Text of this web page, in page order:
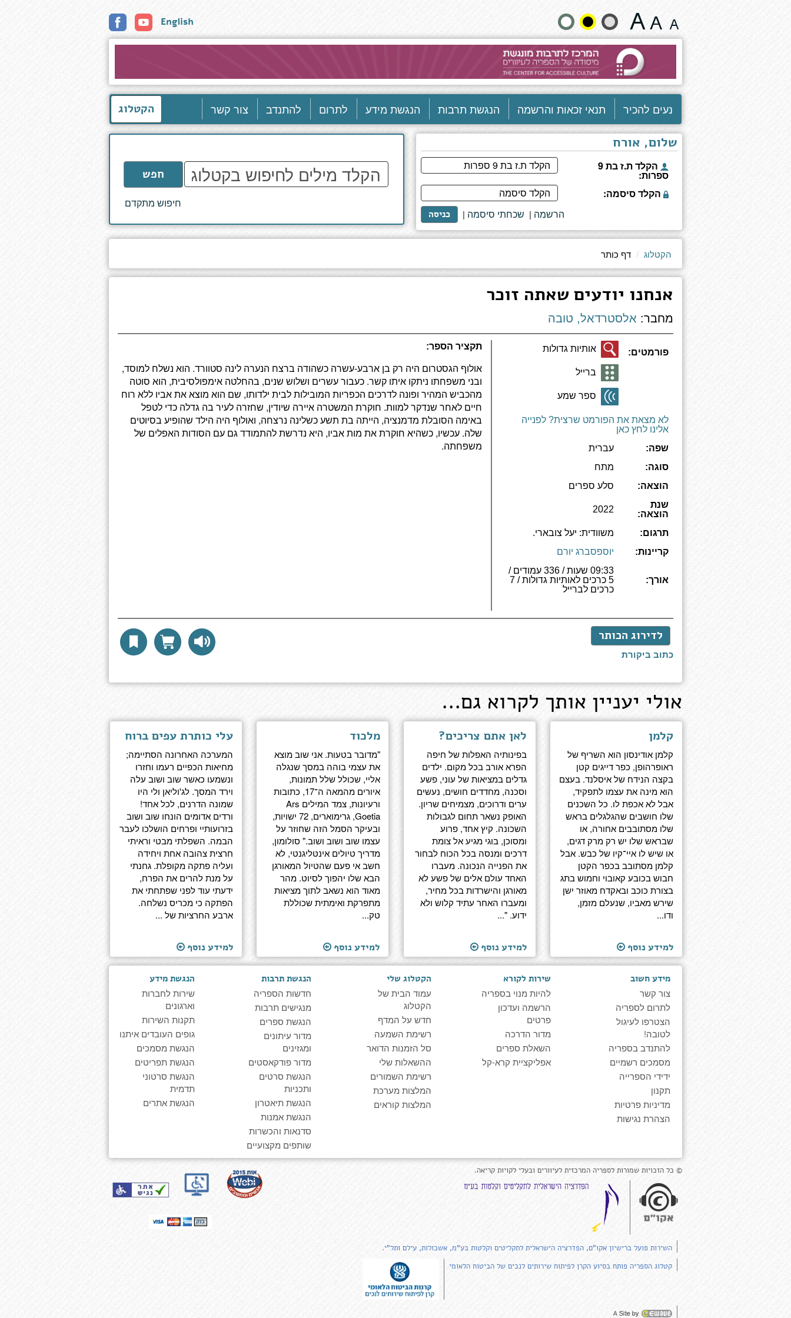
יודעים
שאתה
זוכר
שנה
גודל
וצבעים:
English
נעים להכיר תנאי זכאות והרשמה הנגשת תרבות הנגשת מידע לתרום להתנדב צור קשר הקטלוג
שלום, אורח
הקלד ת.ז בת 9
ספרות:
הקלד סיסמה:
כניסה | שכחתי סיסמה | הרשמה
הקלד
מילים
לחיפוש
חפש
חיפוש מתקדם
הקטלוג דף כותר
אנחנו יודעים שאתה זוכר
מחבר: אלסטרדאל, טובה
פורמטים: אותיות גדולות
ברייל
ספר שמע
לא מצאת את הפורמט שרצית? לפנייה
אלינו לחץ כאן
שפה:
עברית
סוגה:
מתח
הוצאה:
סלע ספרים
שנת
הוצאה:
2022
תרגום:
משוודית: יעל צובארי.
קריינות:
יוספסברג יורם
אורך:
09:33 שעות / 336 עמודים /
5 כרכים לאותיות גדולות / 7
כרכים לברייל
תקציר הספר:
אולוף הגסטרום היה רק בן ארבע-עשרה כשהודה ברצח הנערה לינה סטוורד. הוא נשלח למוסד,
ובני משפחתו ניתקו איתו קשר. כעבור עשרים ושלוש שנים, בהחלטה אימפולסיבית, הוא סוטה
מהכביש המהיר ופונה לדרכים הכפריות המובילות לבית ילדותו, שם הוא מוצא את אביו ללא רוח
חיים לאחר שנדקר למוות. חוקרת המשטרה איירה שיודין, שחזרה לעיר בה גדלה כדי לטפל
באימה הסובלת מדמנציה, הייתה בת תשע כשלינה נרצחה, ואולוף היה הילד שהופיע בסיוטים
שלה. עכשיו, כשהיא חוקרת את מות אביו, היא נדרשת להתמודד גם עם הסודות האפלים של
משפחתה.
לדירוג הכותר
כתוב ביקורת
אולי יעניין אותך לקרוא גם...
קלמן
קלמן אודינסון הוא השריף של
ראופרהופן, כפר דייגים קטן
בקצה הנידח של איסלנד. בעצם
הוא מינה את עצמו לתפקיד,
אבל לא אכפת לו. כל השכנים
שלו חושבים שהגלגלים בראש
שלו מסתובבים אחורה, או
שבראש שלו יש רק מרק דגים,
או שיש לו איי־קיו של כבש. אבל
קלמן מסתובב בכפר הקטן
חבוש בכובע קאובוי וחמוש בתג
בצורת כוכב ובאקדח מאוזר ישן
שירש מאביו, שנעלם מזמן,
ודו...
למידע נוסף
לאן אתם צריכים?
בפינותיה האפלות של חיפה
הפרא אורב בכל מקום. ילדים
גדלים במציאות של עוני, פשע
וסכנה, מחדדים חושים, נעשים
ערים ודרוכים, מצמיחים שריון.
האופק נשאר תחום לגבולות
השכונה. קיץ אחד, פרוע
ומסוכן, בוגי מגיע אל צומת
דרכים ומנסה בכל הכוח לבחור
את הפנייה הנכונה. מעברו
האחד עולם אלים של פשע לא
מאורגן והישרדות בכל מחיר,
ומעברו האחר עתיד קלוש ולא
ידוע. "...
למידע נוסף
מלכוד
"מדובר בטעות. אני שוב מוצא
את עצמי בוהה במסך שנגלה
אליי, שכולל שלל תמונות,
איורים מהמאה ה־17, כתובות
ורעיונות, צמד המילים Ars
Goetia, גרימוארים, 72 ישויות,
ובעיקר הסמל הזה שחוזר על
עצמו שוב ושוב ושוב." סולומון,
מדריך טיולים אינטליגנטי, לא
חשב אי פעם שהטיול המאורגן
הבא שלו יהפוך לסיוט. מהר
מאוד הוא נשאב לתוך מציאות
מתפרקת ואימתית שכוללת
טק...
למידע נוסף
עלי כותרת עפים ברוח
המערכה האחרונה הסתיימה;
מחיאות הכפיים רעמו וחזרו
ונשמעו כאשר שוב ושוב עלה
וירד המסך. לג'וליאן ולי היו
שמונה הדרנים, לכל אחד!
ורדים אדומים הונחו שוב ושוב
בזרועותיי ופרחים הושלכו לעבר
הבמה. השפלתי מבטי וראיתי
חרצית צהובה אחת ויחידה
ועליה פתקה מקופלת. גחנתי
על מנת להרים את הפרח,
ידעתי עוד לפני שפתחתי את
הפתקה כי מכריס נשלחה.
ארבע החרציות של ...
למידע נוסף
מידע חשוב
צור קשר
לתרום לספריה
הצטרפו לעיגול
לטובה!
להתנדב בספריה
מסמכים רשמיים
ידידי הספרייה
תקנון
מדיניות פרטיות
הצהרת נגישות
שירות לקורא
להיות מנוי בספריה
הרשמה ועדכון
פרטים
מדור הדרכה
השאלת ספרים
אפליקציית קרא-קל
הקטלוג שלי
עמוד הבית של
הקטלוג
חדש על המדף
רשימת השמעה
סל הזמנות הדואר
ההשאלות שלי
רשימת השמורים
המלצות מערכת
המלצות קוראים
הנגשת תרבות
חדשות הספריה
מנגישים תרבות
הנגשת ספרים
מדור עיתונים
ומגזינים
מדור פודקאסטים
הנגשת סרטים
ותכניות
הנגשת תיאטרון
הנגשת אמנות
סדנאות והכשרות
שותפים מקצועיים
הנגשת מידע
שירות לחברות
וארגונים
תקנות השירות
גופים העובדים איתנו
הנגשת מסמכים
הנגשת תפריטים
הנגשת סרטוני
תדמית
הנגשת אתרים
© כל הזכויות שמורות לספריה המרכזית לעיוורים ובעלי לקויות קריאה.
השירות פועל ברישיון אקו"ם, הפדרציה הישראלית לתקליטים וקלטות בע"מ, אשכולות, עילם ותל"י.
קטלוג הספריה פותח בסיוע הקרן לפיתוח שירותים לנכים של הביטוח הלאומי